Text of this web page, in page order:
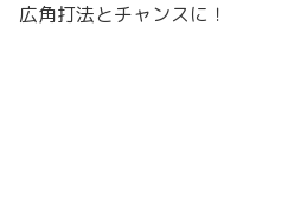
広角打法とチャンスに！